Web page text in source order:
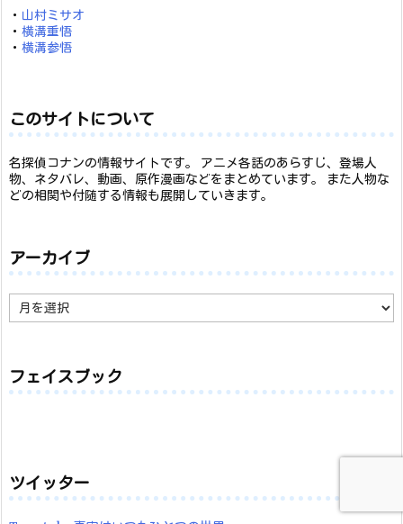
・ 山村ミサオ
・ 横溝重悟
・ 横溝参悟
このサイトについて
名探偵コナンの情報サイトです。 アニメ各話のあらすじ、登場人
物、ネタバレ、動画、原作漫画などをまとめています。 また人物な
どの相関や付随する情報も展開していきます。
アーカイブ
ー
フェイスブック
ツイッター